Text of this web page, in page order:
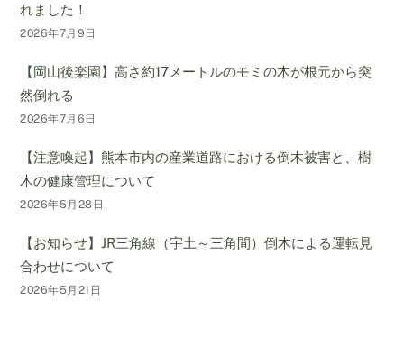
れました！
2026年7月9日
【岡山後楽園】高さ約17メートルのモミの木が根元から突
然倒れる
2026年7月6日
【注意喚起】熊本市内の産業道路における倒木被害と、樹
木の健康管理について
2026年5月28日
【お知らせ】JR三角線（宇土～三角間）倒木による運転見
合わせについて
2026年5月21日